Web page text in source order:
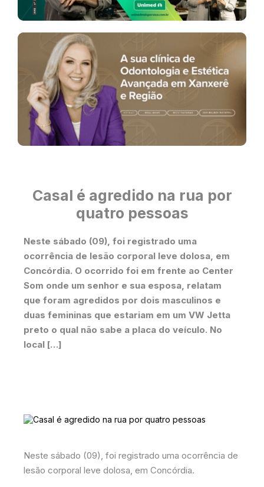
Casal é agredido na rua por
quatro pessoas
Neste sábado (09), foi registrado uma
ocorrência de lesão corporal leve dolosa, em
Concórdia. O ocorrido foi em frente ao Center
Som onde um senhor e sua esposa, relatam
que foram agredidos por dois masculinos e
duas femininas que estariam em um VW Jetta
preto o qual não sabe a placa do veículo. No
local […]
Neste sábado (09), foi registrado uma ocorrência de
lesão corporal leve dolosa, em Concórdia.